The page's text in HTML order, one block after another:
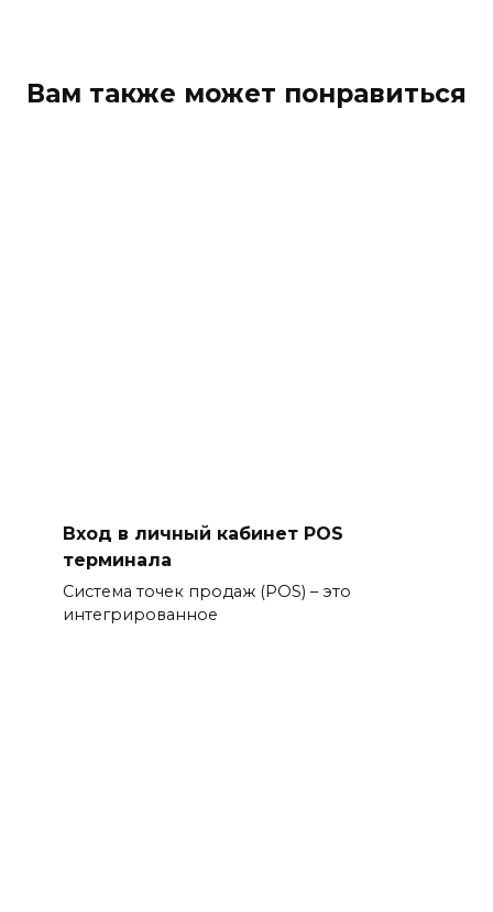
Вам также может понравиться
Вход в личный кабинет POS
терминала
Система точек продаж (POS) – это
интегрированное